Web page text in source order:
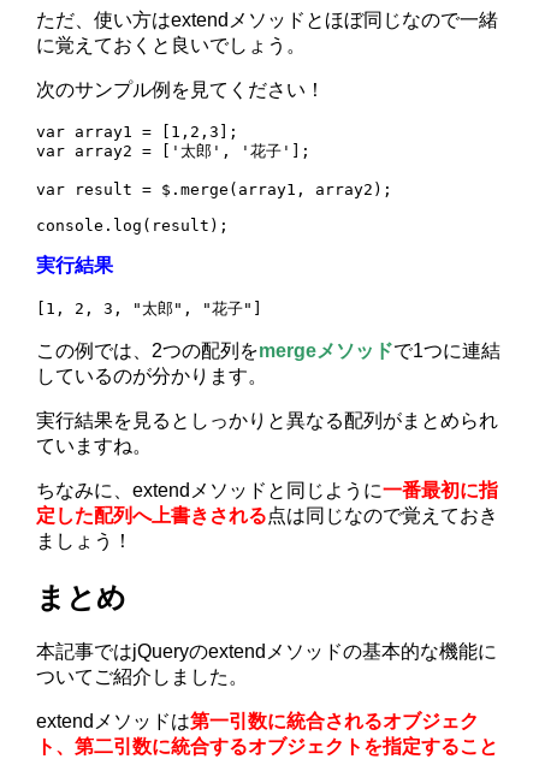
ただ、使い方はextendメソッドとほぼ同じなので一緒
に覚えておくと良いでしょう。
次のサンプル例を見てください！
var array1 = [1,2,3];
var array2 = ['太郎', '花子'];
var result = $.merge(array1, array2);
console.log(result);
実行結果
[1, 2, 3, "太郎", "花子"]
この例では、2つの配列をmergeメソッドで1つに連結
しているのが分かります。
実行結果を見るとしっかりと異なる配列がまとめられ
ていますね。
ちなみに、extendメソッドと同じように一番最初に指
定した配列へ上書きされる点は同じなので覚えておき
ましょう！
まとめ
本記事ではjQueryのextendメソッドの基本的な機能に
ついてご紹介しました。
extendメソッドは第一引数に統合されるオブジェク
ト、第二引数に統合するオブジェクトを指定すること